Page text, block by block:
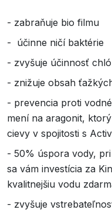
- zabraňuje bio filmu
- účinne ničí baktérie
- zvyšuje účinnosť
- znižuje obsah
- prevencia proti
mení na aragonit,
cievy v spojitosti s
- 50% úspora vody,
sa vám investícia za
kvalitnejšiu vodu
- zvyšuje